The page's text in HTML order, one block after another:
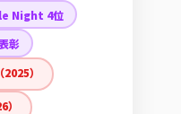
Night 4位
彰
）